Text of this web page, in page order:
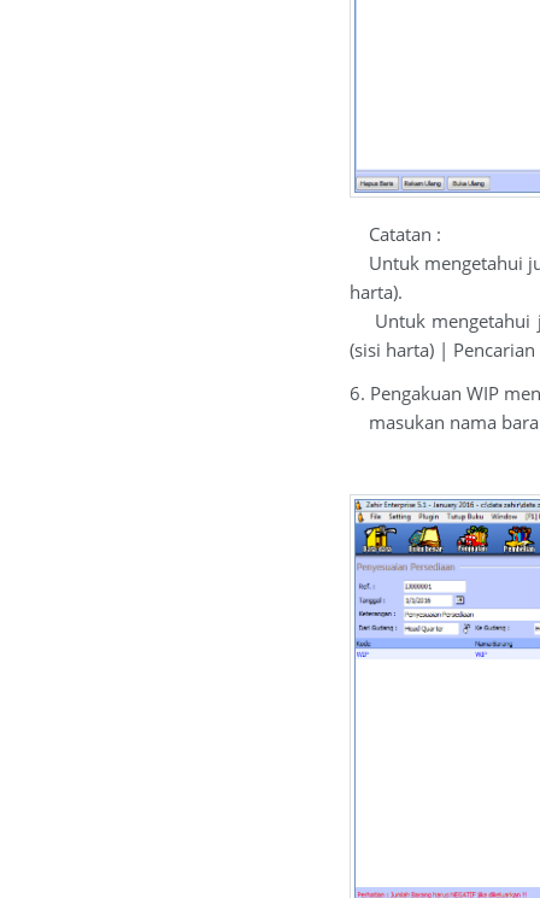
Catatan :
Untuk mengetahui
harta).
Untuk mengetahui
(sisi harta) |
6. Pengakuan WIP
masukan nama